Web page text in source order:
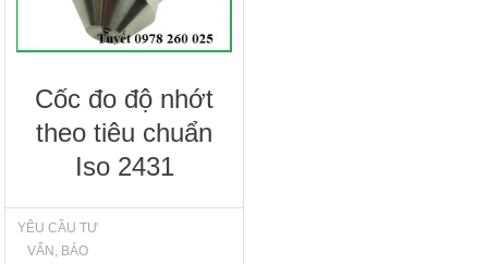
Cốc đo độ nhớt
theo tiêu chuẩn
Iso 2431
YÊU CẦU TƯ
VẤN, BÁO